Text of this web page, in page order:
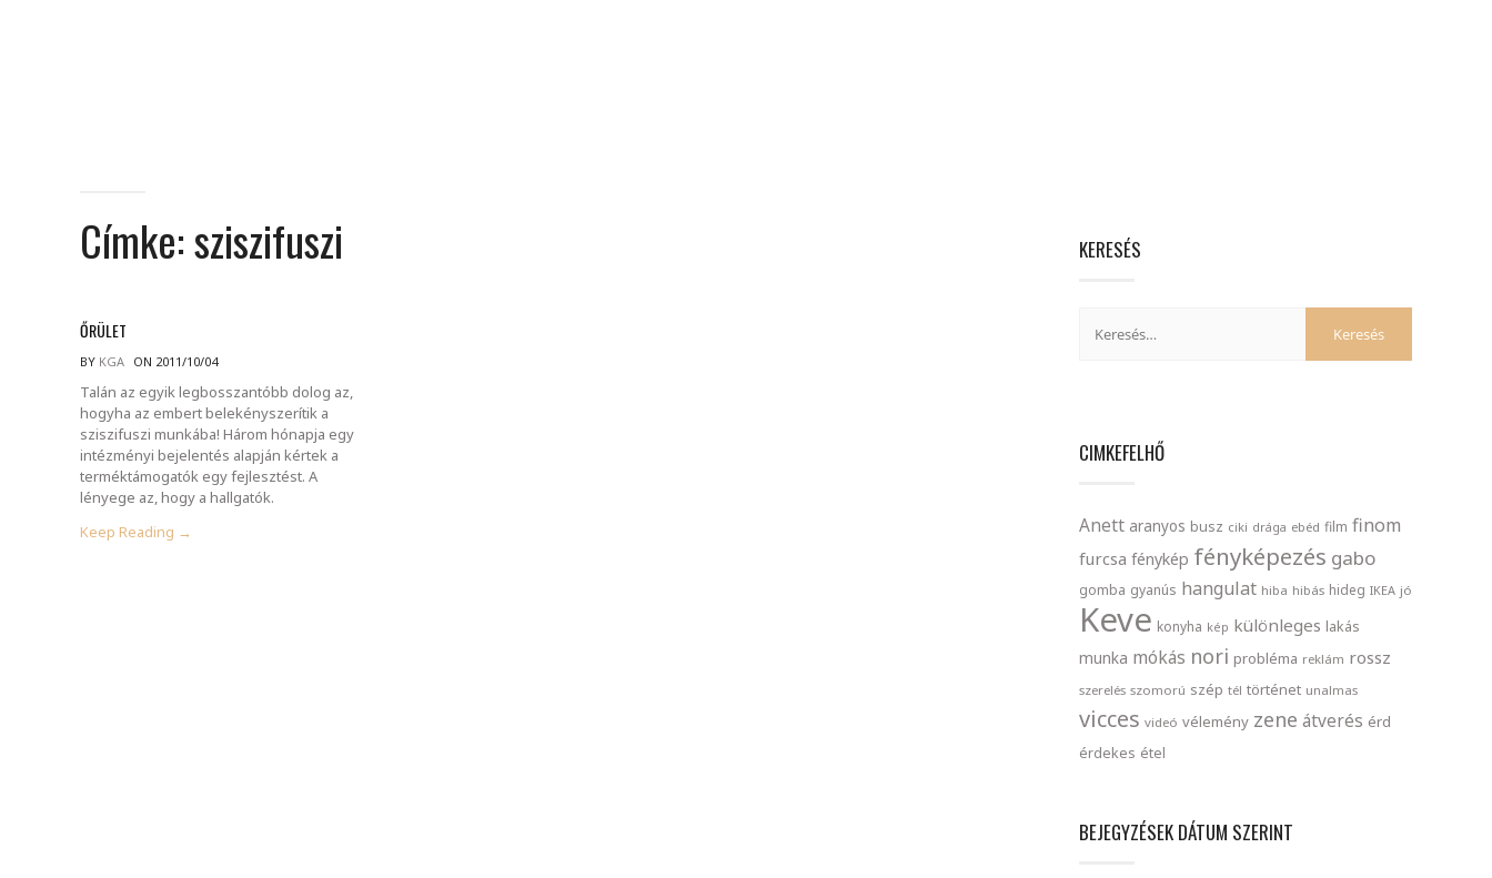
Címke:sziszifuszi
ŐRÜLET
BY KGA ON 2011/10/04
Talán az egyik legbosszantóbb dolog az,
hogyha az embert belekényszerítik a
sziszifuszi munkába! Három hónapja egy
intézményi bejelentés alapján kértek a
terméktámogatók egy fejlesztést. A
lényege az, hogy a hallgatók.
Keep Reading →
KERESÉS
CIMKEFELHŐ
Anett aranyos busz ciki drága ebéd film finom
furcsa fénykép fényképezés gabo
gomba gyanús hangulat hiba hibás hideg IKEA jó
Keve konyha kép különleges lakás
munka mókás nori probléma reklám rossz
szerelés szomorú szép tél történet unalmas
vicces videó vélemény zene átverés érd
érdekes étel
BEJEGYZÉSEK DÁTUM SZERINT